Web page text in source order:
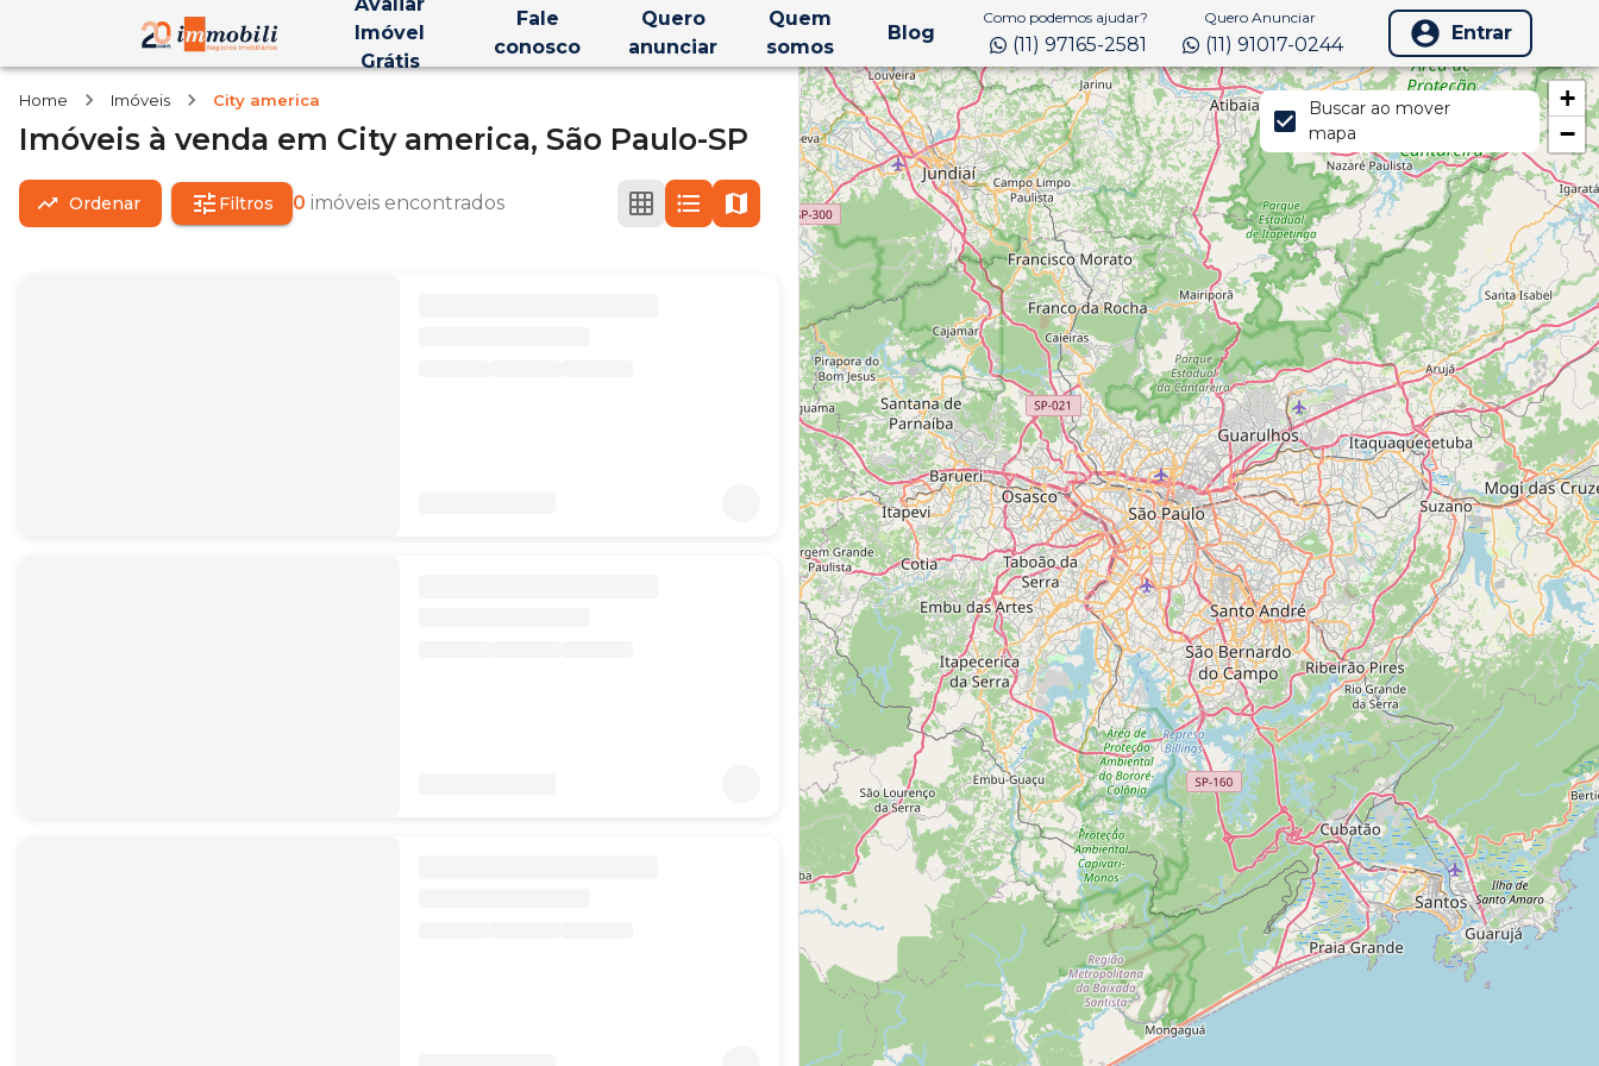
Imóvel
Grátis
Fale
conosco
Quero
anunciar
Quem
somos
Blog
Como podemos ajudar?
(11) 97165-2581
Quero Anunciar
(11) 91017-0244 Entrar
Home Imóveis City america
Imóveis à venda em City america, São Paulo-SP
Ordenar Filtros 0 imóveis encontrados
+
−
Buscar ao mover
mapa